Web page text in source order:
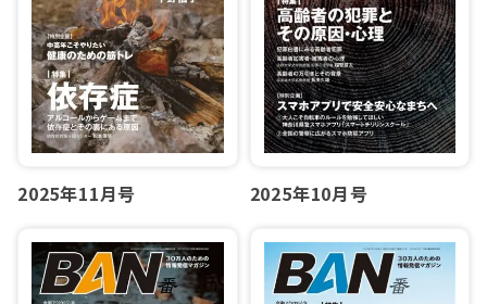
2025年11月号 2025年10月号